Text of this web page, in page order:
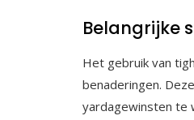
Belangrijke
Het gebruik van
benaderingen.
yardagewinsten te